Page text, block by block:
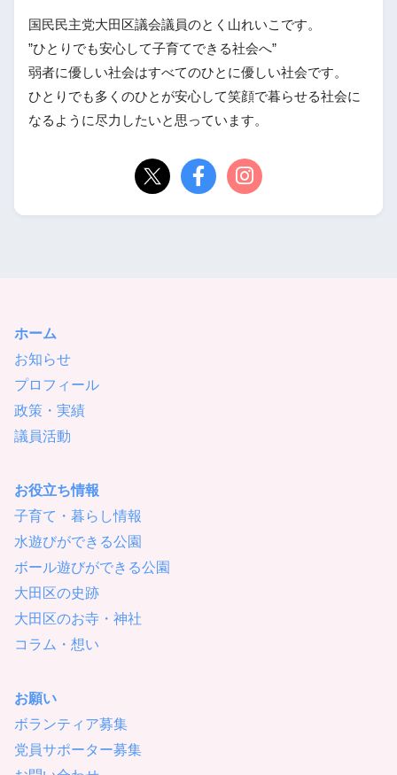
国民民主党大田区議会議員のとく山れいこです。
”ひとりでも安心して子育てできる社会へ”
弱者に優しい社会はすべてのひとに優しい社会です。
ひとりでも多くのひとが安心して笑顔で暮らせる社会に
なるように尽力したいと思っています。
ホーム
お知らせ
プロフィール
政策・実績
議員活動
お役立ち情報
子育て・暮らし情報
水遊びができる公園
ボール遊びができる公園
大田区の史跡
大田区のお寺・神社
コラム・想い
お願い
ボランティア募集
党員サポーター募集